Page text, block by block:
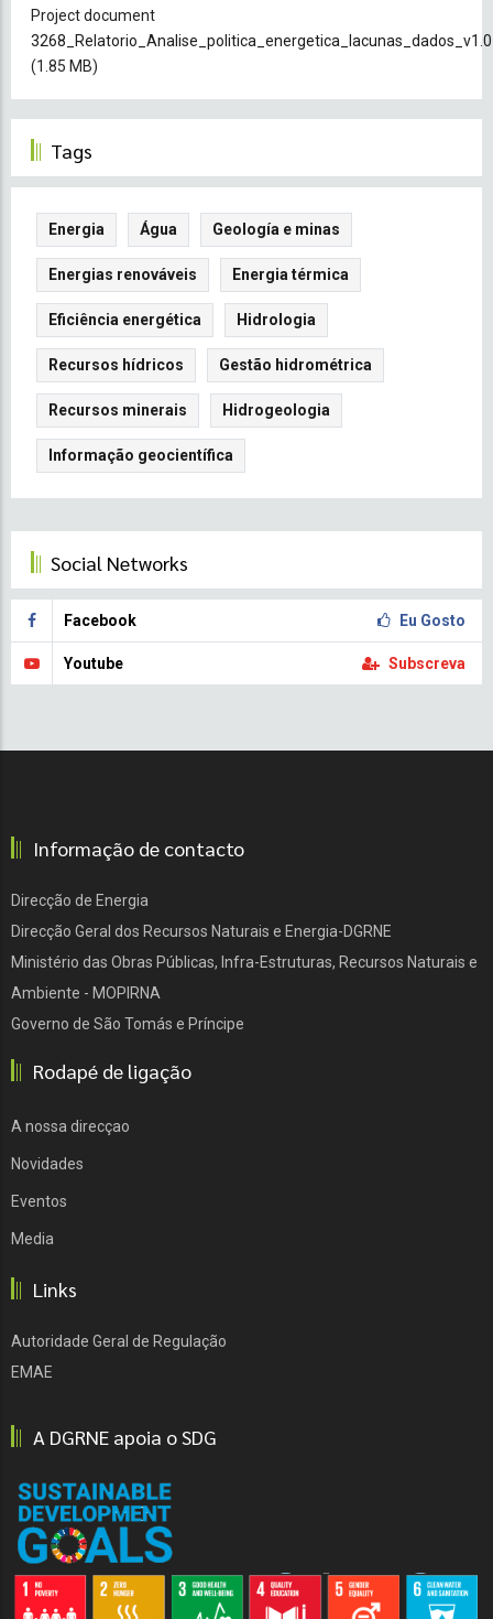
Project document
(1.85 MB)
Tags
Energia Água Geología e minas
Energias renováveis Energia térmica
Eficiência energética Hidrologia
Recursos hídricos Gestão hidrométrica
Recursos minerais Hidrogeologia
Informação geocientífica
Social Networks
Facebook Eu Gosto
Youtube Subscreva
Informação de contacto
Direcção de Energia
Direcção Geral dos Recursos Naturais e Energia-DGRNE
Ministério das Obras Públicas, Infra-Estruturas, Recursos Naturais e
Ambiente - MOPIRNA
Governo de São Tomás e Príncipe
Rodapé de ligação
A nossa direcçao
Novidades
Eventos
Media
Links
Autoridade Geral de Regulação
EMAE
A DGRNE apoia o SDG